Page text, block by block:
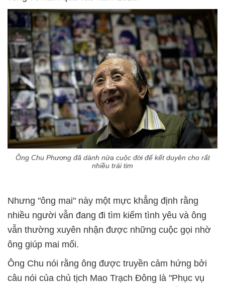
Ông Chu Phương đã dành nửa cuộc đời để kết duyên cho rất
nhiều trái tim
Nhưng "ông mai" này một mực khẳng định rằng
nhiều người vẫn đang đi tìm kiếm tình yêu và ông
vẫn thường xuyên nhận được những cuộc gọi nhờ
ông giúp mai mối.
Ông Chu nói rằng ông được truyền cảm hứng bởi
câu nói của chủ tịch Mao Trạch Đông là "Phục vụ